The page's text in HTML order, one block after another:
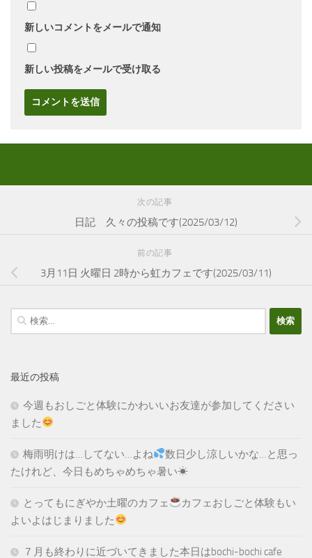
新しいコメントをメールで通知
新しい投稿をメールで受け取る
次の記事
日記 久々の投稿です(2025/03/12)
前の記事
3月11日 火曜日 2時から虹カフェです(2025/03/11)
検
索:
最近の投稿
今週もおしごと体験にかわいいお友達が参加してください
ました
梅雨明けは…してない…よね
数日少し涼しいかな…と思っ
たけれど、今日もめちゃめちゃ暑い☀
とってもにぎやか土曜のカフェ
カフェおしごと体験もい
よいよはじまりました
７月も終わりに近づいてきました本日はbochi-bochi cafe